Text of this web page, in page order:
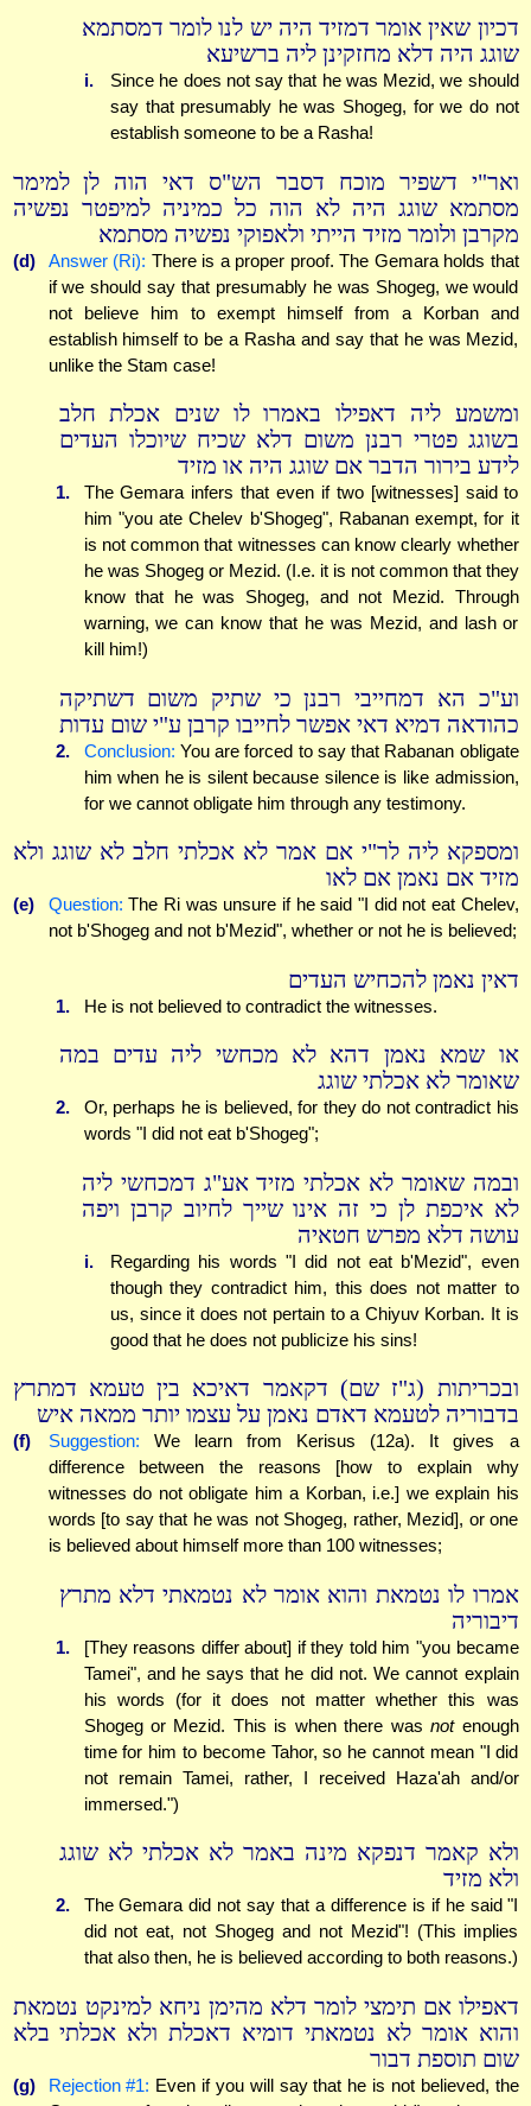
דכיון שאין אומר דמזיד היה יש לנו לומר דמסתמא
שוגג היה דלא מחזקינן ליה ברשיעא
i.
Since he does not say that he was Mezid, we should
say that presumably he was Shogeg, for we do not
establish someone to be a Rasha!
ואר"י דשפיר מוכח דסבר הש"ס דאי הוה לן למימר
מסתמא שוגג היה לא הוה כל כמיניה למיפטר נפשיה
מקרבן ולומר מזיד הייתי ולאפוקי נפשיה מסתמא
(d) Answer (Ri): There is a proper proof. The Gemara holds that
if we should say that presumably he was Shogeg, we would
not believe him to exempt himself from a Korban and
establish himself to be a Rasha and say that he was Mezid,
unlike the Stam case!
ומשמע ליה דאפילו באמרו לו שנים אכלת חלב
בשוגג פטרי רבנן משום דלא שכיח שיוכלו העדים
לידע בירור הדבר אם שוגג היה או מזיד
1.
The Gemara infers that even if two [witnesses] said to
him "you ate Chelev b'Shogeg", Rabanan exempt, for it
is not common that witnesses can know clearly whether
he was Shogeg or Mezid. (I.e. it is not common that they
know that he was Shogeg, and not Mezid. Through
warning, we can know that he was Mezid, and lash or
kill him!)
וע"כ הא דמחייבי רבנן כי שתיק משום דשתיקה
כהודאה דמיא דאי אפשר לחייבו קרבן ע"י שום עדות
2. Conclusion: You are forced to say that Rabanan obligate
him when he is silent because silence is like admission,
for we cannot obligate him through any testimony.
ומספקא ליה לר"י אם אמר לא אכלתי חלב לא שוגג ולא
מזיד אם נאמן אם לאו
(e) Question: The Ri was unsure if he said "I did not eat Chelev,
not b'Shogeg and not b'Mezid", whether or not he is believed;
דאין נאמן להכחיש העדים
1. He is not believed to contradict the witnesses.
או שמא נאמן דהא לא מכחשי ליה עדים במה
שאומר לא אכלתי שוגג
2.
Or, perhaps he is believed, for they do not contradict his
words "I did not eat b'Shogeg";
ובמה שאומר לא אכלתי מזיד אע"ג דמכחשי ליה
לא איכפת לן כי זה אינו שייך לחיוב קרבן ויפה
עושה דלא מפרש חטאיה
i.
Regarding his words "I did not eat b'Mezid", even
though they contradict him, this does not matter to
us, since it does not pertain to a Chiyuv Korban. It is
good that he does not publicize his sins!
ובכריתות (ג"ז שם) דקאמר דאיכא בין טעמא דמתרץ
בדבוריה לטעמא דאדם נאמן על עצמו יותר ממאה איש
(f) Suggestion: We learn from Kerisus (12a). It gives a
difference between the reasons [how to explain why
witnesses do not obligate him a Korban, i.e.] we explain his
words [to say that he was not Shogeg, rather, Mezid], or one
is believed about himself more than 100 witnesses;
אמרו לו נטמאת והוא אומר לא נטמאתי דלא מתרץ
דיבוריה
1.
[They reasons differ about] if they told him "you became
Tamei", and he says that he did not. We cannot explain
his words (for it does not matter whether this was
Shogeg or Mezid. This is when there wasnot enough
time for him to become Tahor, so he cannot mean "I did
not remain Tamei, rather, I received Haza'ah and/or
immersed.")
ולא קאמר דנפקא מינה באמר לא אכלתי לא שוגג
ולא מזיד
2.
The Gemara did not say that a difference is if he said "I
did not eat, not Shogeg and not Mezid"! (This implies
that also then, he is believed according to both reasons.)
דאפילו אם תימצי לומר דלא מהימן ניחא למינקט נטמאת
והוא אומר לא נטמאתי דומיא דאכלת ולא אכלתי בלא
שום תוספת דבור
(g) Rejection #1: Even if you will say that he is not believed, the